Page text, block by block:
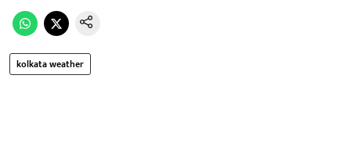
kolkata weather